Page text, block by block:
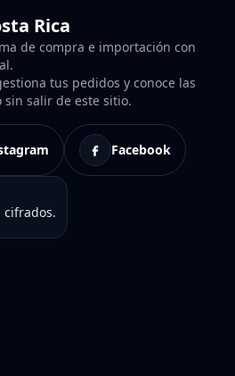
Rica
de compra e importación con
tus pedidos y conoce las
sin salir de este sitio.
Facebook
cifrados.